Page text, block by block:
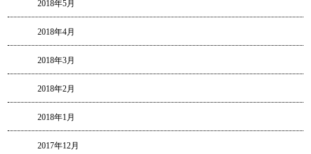
2018年5月
2018年4月
2018年3月
2018年2月
2018年1月
2017年12月